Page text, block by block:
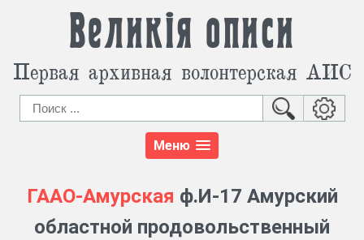
Великія описи
Первая архивная волонтерская АИС
Меню
ГААО-Амурская ф.И-17 Амурский
областной продовольственный